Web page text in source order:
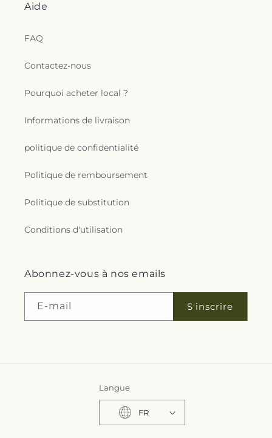
Aide
FAQ
Contactez-nous
Pourquoi acheter local ?
Informations de livraison
politique de confidentialité
Politique de remboursement
Politique de substitution
Conditions d'utilisation
Abonnez-vous à nos emails
E-mail S'inscrire
Langue
FR